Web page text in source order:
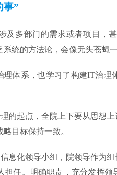
事”
及多部门的需求或者项目，
统的方法论，会像无头苍蝇一
体系，也学习了构建IT治理
的起点，全院上下要从思想
目标保持一致。
息化领导小组，院领导作为
担任。明确职责，充分发挥